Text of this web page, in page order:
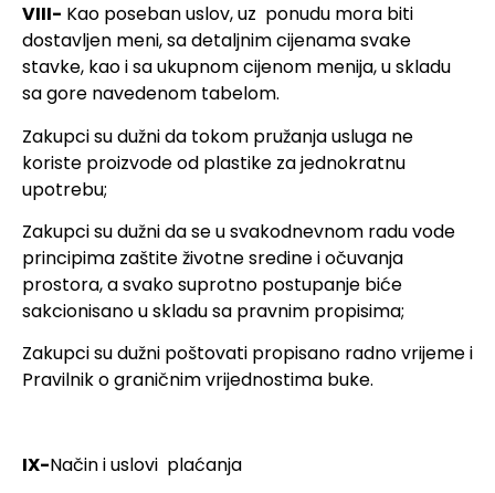
VIII- Kao poseban uslov, uz ponudu mora biti
dostavljen meni, sa detaljnim cijenama svake
stavke, kao i sa ukupnom cijenom menija, u skladu
sa gore navedenom tabelom.
Zakupci su dužni da tokom pružanja usluga ne
koriste proizvode od plastike za jednokratnu
upotrebu;
Zakupci su dužni da se u svakodnevnom radu vode
principima zaštite životne sredine i očuvanja
prostora, a svako suprotno postupanje biće
sakcionisano u skladu sa pravnim propisima;
Zakupci su dužni poštovati propisano radno vrijeme i
Pravilnik o graničnim vrijednostima buke.
IX-Način i uslovi plaćanja